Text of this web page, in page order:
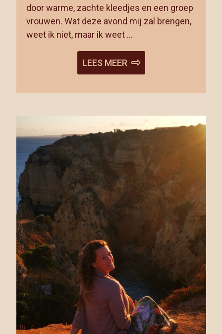
door warme, zachte kleedjes en een groep
vrouwen. Wat deze avond mij zal brengen,
weet ik niet, maar ik weet …
LEES MEER